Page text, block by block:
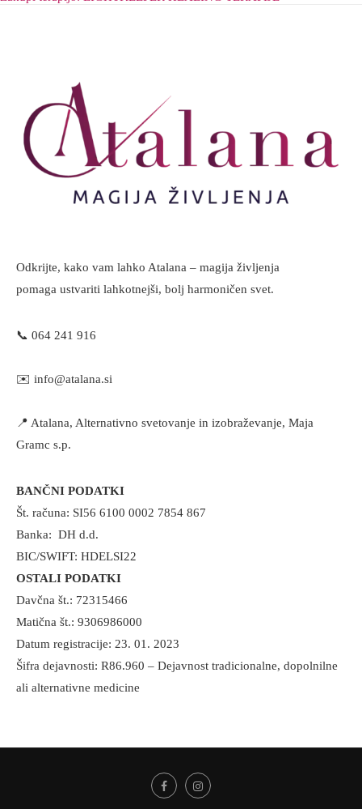
Odkrijte, kako vam lahko Atalana – magija življenja
pomaga ustvariti lahkotnejši, bolj harmoničen svet.
📞 064 241 916
✉️ info@atalana.si
📍 Atalana, Alternativno svetovanje in izobraževanje, Maja
Gramc s.p.
BANČNI PODATKI
Št. računa: SI56 6100 0002 7854 867
Banka: DH d.d.
BIC/SWIFT: HDELSI22
OSTALI PODATKI
Davčna št.: 72315466
Matična št.: 9306986000
Datum registracije: 23. 01. 2023
Šifra dejavnosti: R86.960 – Dejavnost tradicionalne, dopolnilne
ali alternativne medicine